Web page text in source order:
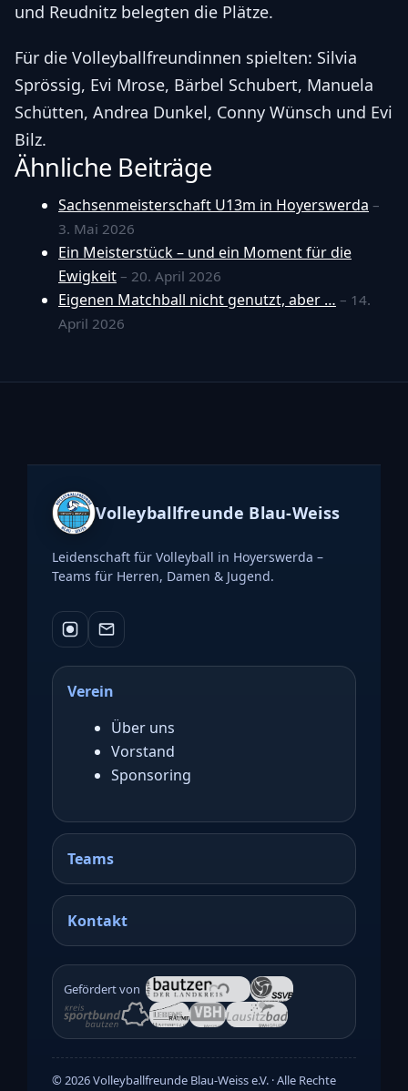
und Reudnitz belegten die Plätze.
Für die Volleyballfreundinnen spielten: Silvia
Sprössig, Evi Mrose, Bärbel Schubert, Manuela
Schütten, Andrea Dunkel, Conny Wünsch und Evi
Bilz.
Ähnliche Beiträge
Sachsenmeisterschaft U13m in Hoyerswerda –
3. Mai 2026
Ein Meisterstück – und ein Moment für die
Ewigkeit – 20. April 2026
Eigenen Matchball nicht genutzt, aber … – 14.
April 2026
Volleyballfreunde Blau-Weiss
Leidenschaft für Volleyball in Hoyerswerda –
Teams für Herren, Damen & Jugend.
Verein
Über uns
Vorstand
Sponsoring
Teams
Kontakt
Gefördert von
©2026Volleyballfreunde Blau-Weiss e.V. · Alle Rechte